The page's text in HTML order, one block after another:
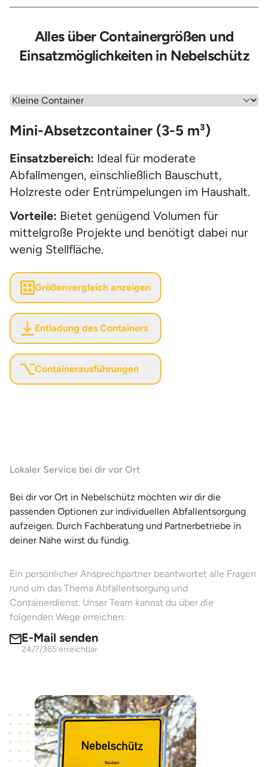
Fässer, Eimer, Sonstiger Hausstand
Alles über Containergrößen und
Einsatzmöglichkeiten in Nebelschütz
Wähle einen Menüpunkt aus
Mini-Absetzcontainer (3-5 m³)
Einsatzbereich: Ideal für moderate
Abfallmengen, einschließlich Bauschutt,
Holzreste oder Entrümpelungen im Haushalt.
Vorteile: Bietet genügend Volumen für
mittelgroße Projekte und benötigt dabei nur
wenig Stellfläche.
Größenvergleich anzeigen
Entladung des Containers
Containerausführungen
Lokaler Service bei dir vor Ort
Bei dir vor Ort in Nebelschütz möchten wir dir die
passenden Optionen zur individuellen Abfallentsorgung
aufzeigen. Durch Fachberatung und Partnerbetriebe in
deiner Nähe wirst du fündig.
Ein persönlicher Ansprechpartner beantwortet alle Fragen
rund um das Thema Abfallentsorgung und
Containerdienst. Unser Team kannst du über die
folgenden Wege erreichen:
E-Mail senden
24/7/365 erreichbar